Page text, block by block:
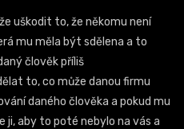
uškodit to, že někomu není
mu měla být sdělena a to
člověk příliš
to, co může danou firmu
daného člověka a pokud mu
aby to poté nebylo na vás a